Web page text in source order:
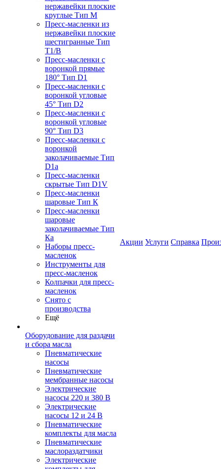
нержавейки плоские
круглые Тип M
Пресс-масленки из
нержавейки плоские
шестигранные Тип
T1/B
Пресс-масленки с
воронкой прямые
180° Тип D1
Пресс-масленки с
воронкой угловые
45° Тип D2
Пресс-масленки с
воронкой угловые
90° Тип D3
Пресс-масленки с
воронкой
заколачиваемые Тип
D1a
Пресс-масленки
скрытые Тип D1V
Пресс-масленки
шаровые Тип К
Пресс-масленки
шаровые
заколачиваемые Тип
Кa
Наборы пресс-
масленок
Инструменты для
пресс-масленок
Колпачки для пресс-
масленок
Снято с
производства
Ещё
Оборудование для раздачи
и сбора масла
Пневматические
насосы
Пневматические
мембранные насосы
Электрические
насосы 220 и 380 В
Электрические
насосы 12 и 24 В
Пневматические
комплекты для масла
Пневматические
маслораздатчики
Электрические
Акции Услуги Справка